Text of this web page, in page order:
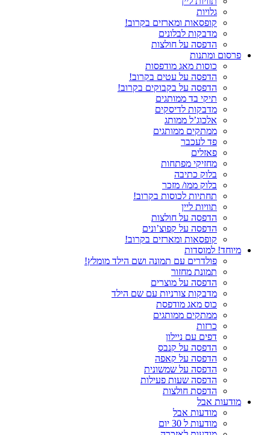
גלויות
קופסאות ומארזים בקרוב!
מדבקות לבלונים
הדפסה על חולצות
פרסום ומתנות
כוסות מאג מודפסות
הדפסה על עטים בקרוב!
הדפסה על בקבוקים בקרוב!
תיקי בד ממותגים
מדבקות לדיסקים
אלכוג’ל ממותג
ממתקים ממותגים
פד לעכבר
פאזלים
מחזיקי מפתחות
בלוק כתיבה
בלוק ממו/ מזכר
תחתיות לכוסות בקרוב!
תוויות ליין
הדפסה על חולצות
הדפסה על קפוצ’ונים
קופסאות ומארזים בקרוב!
מיוחד! למוסדות
פולדרים עם תמונה ושם הילד מומלץ!
תמונת מחזור
הדפסה על מוצרים
מדבקות צורניות עם שם הילד
כוס מאג מודפסת
ממתקים ממותגים
כרזות
דפים עם ניילון
הדפסה על קנבס
הדפסה על קאפה
הדפסה על שמשונית
הדפסה שעות פעילות
הדפסת חולצות
מודעות אבל
מודעות אבל
מודעות ל 30 יום